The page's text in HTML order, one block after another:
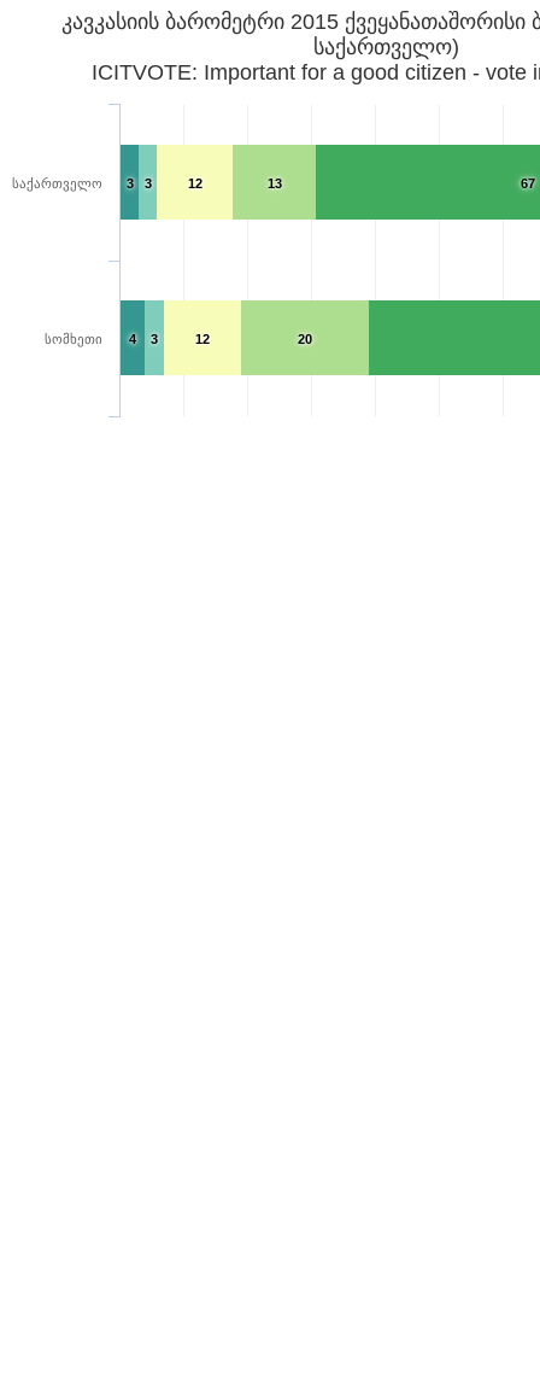
კავკასიის ბარომეტრი 2015 ქვეყანათაშორისი
საქართველო)
ICITVOTE: Important for a good citizen - vote
67
13
20
12
12
3
3
3
4
საქართველო
სომხეთი